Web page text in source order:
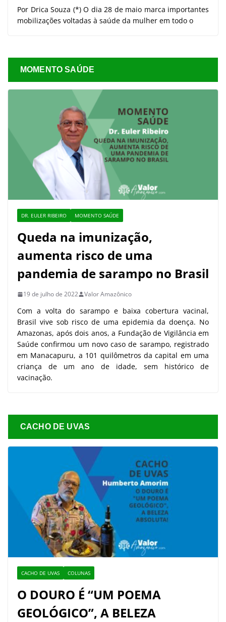
Por Drica Souza (*) O dia 28 de maio marca importantes
mobilizações voltadas à saúde da mulher em todo o
MOMENTO SAÚDE
DR. EULER RIBEIRO MOMENTO SAÚDE
Queda na imunização,
aumenta risco de uma
pandemia de sarampo no Brasil
19 de julho de 2022 Valor Amazônico
Com a volta do sarampo e baixa cobertura vacinal,
Brasil vive sob risco de uma epidemia da doença. No
Amazonas, após dois anos, a Fundação de Vigilância em
Saúde confirmou um novo caso de sarampo, registrado
em Manacapuru, a 101 quilômetros da capital em uma
criança de um ano de idade, sem histórico de
vacinação.
CACHO DE UVAS
CACHO DE UVAS COLUNAS
O DOURO É “UM POEMA
GEOLÓGICO”, A BELEZA